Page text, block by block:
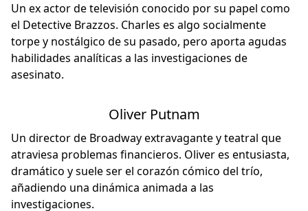
Un ex actor de televisión conocido por su papel como
el Detective Brazzos. Charles es algo socialmente
torpe y nostálgico de su pasado, pero aporta agudas
habilidades analíticas a las investigaciones de
asesinato.
Oliver Putnam
Un director de Broadway extravagante y teatral que
atraviesa problemas financieros. Oliver es entusiasta,
dramático y suele ser el corazón cómico del trío,
añadiendo una dinámica animada a las
investigaciones.